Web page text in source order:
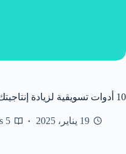
10 أدوات تسويقية لزيادة إنتاجيتك ونجاح التسويق
19 يناير، 2025 5 mins